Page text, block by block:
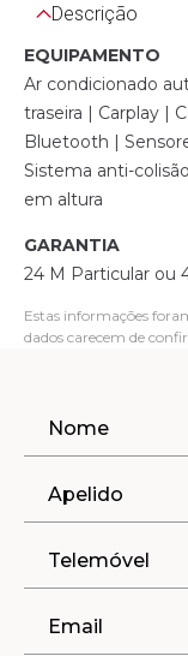
Descrição
EQUIPAMENTO
Ar condicionado
traseira | Carplay |
Bluetooth |
Sistema anti-
em altura
GARANTIA
24 M Particular ou
Estas informações
dados carecem de